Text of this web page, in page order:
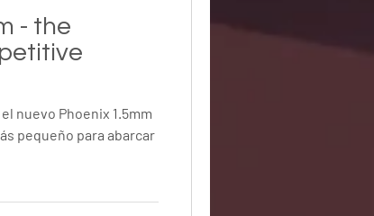
- the
nuevo Phoenix 1.5mm
pequeño para abarcar